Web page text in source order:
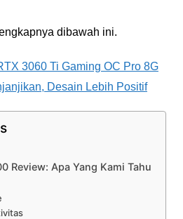
dibawah ini.
3060 Ti Gaming OC Pro 8G
Desain Lebih Positif
Review: Apa Yang Kami Tahu